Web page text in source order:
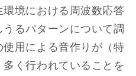
境における周波数応答
るパターンについて調
用による音作りが（特
く行われていることを